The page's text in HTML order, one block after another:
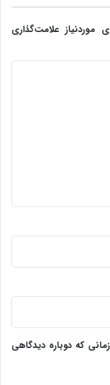
علامت‌گذاری
که دوباره دیدگاهی